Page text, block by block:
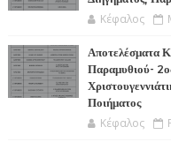
Κέφαλος
Αποτελέσματα
Παραμυθιού-
Ποιήματος
Κέφαλος